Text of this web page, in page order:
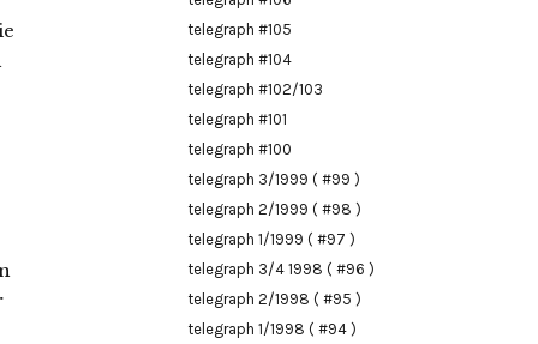
telegraph #105
telegraph #104
telegraph #102/103
telegraph #101
telegraph #100
telegraph 3/1999 ( #99 )
telegraph 2/1999 ( #98 )
telegraph 1/1999 ( #97 )
telegraph 3/4 1998 ( #96 )
telegraph 2/1998 ( #95 )
telegraph 1/1998 ( #94 )